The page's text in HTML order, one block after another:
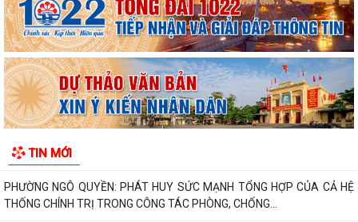
TIN MỚI
DANH SÁCH ĐĂNG KÝ KINH DOANH THÁNG 7/2026
Phường Ngô Quyền trao tặng sách giáo khoa, đồng phục cho 307 học
sinh có hoàn cảnh khó khăn trước...
Phường Ngô Quyền đẩy mạnh công tác phòng, chống ma túy và nhân
rộng các mô hình an ninh trật tự tại...
THƯ CẢM ƠN – NIỀM TIN CỦA NHÂN DÂN DÀNH CHO CHÍNH QUYỀN
PHƯỜNG NGÔ QUYỀN: PHÁT HUY SỨC MẠNH TỔNG HỢP CỦA CẢ HỆ
THỐNG CHÍNH TRỊ TRONG CÔNG TÁC PHÒNG, CHỐNG...